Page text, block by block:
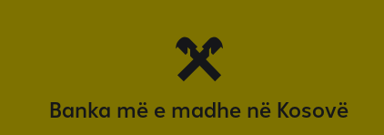
Banka më e madhe në Kosovë